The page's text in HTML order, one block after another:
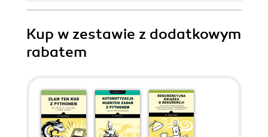
Kup w zestawie z dodatkowym
rabatem